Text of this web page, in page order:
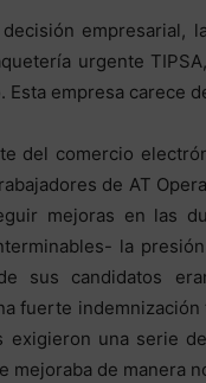
empresarial,
urgente
Esta empresa carece
del comercio
de AT
mejoras en las
la
sus candidatos
fuerte
exigieron una serie
mejoraba de manera